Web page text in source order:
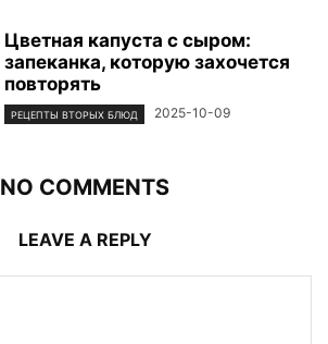
Цветная капуста с сыром:
запеканка, которую захочется
повторять
РЕЦЕПТЫ ВТОРЫХ БЛЮД 2025-10-09
NO COMMENTS
LEAVE A REPLY